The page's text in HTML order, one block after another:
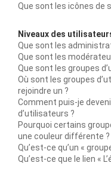
Que sont les icônes de
Niveaux des
Que sont les
Que sont les
Que sont les groupes
Où sont les groupes
rejoindre un ?
Comment puis-je
d’utilisateurs ?
Pourquoi certains
une couleur différente ?
Qu’est-ce qu’un «
Qu’est-ce que le lien «